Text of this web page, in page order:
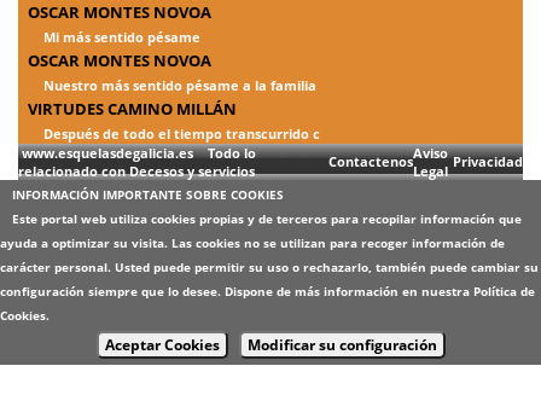
OSCAR MONTES NOVOA
Mi más sentido pésame
OSCAR MONTES NOVOA
Nuestro más sentido pésame a la familia
VIRTUDES CAMINO MILLÁN
Después de todo el tiempo transcurrido c
www.esquelasdegalicia.es Todo lo
relacionado con Decesos y servicios
ContactenosAviso
Legal
Privacidad
INFORMACIÓN IMPORTANTE SOBRE COOKIES
Este portal web utiliza cookies propias y de terceros para recopilar información que
ayuda a optimizar su visita. Las cookies no se utilizan para recoger información de
carácter personal. Usted puede permitir su uso o rechazarlo, también puede cambiar su
configuración siempre que lo desee. Dispone de más información en nuestra Política de
Cookies.